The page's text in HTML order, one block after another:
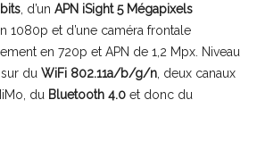
, d’un APN iSight 5 Mégapixels
1080p et d’une caméra frontale
en 720p et APN de 1,2 Mpx. Niveau
du WiFi 802.11a/b/g/n , deux canaux
du Bluetooth 4.0 et donc du